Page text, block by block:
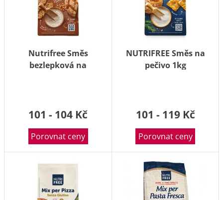
Nutrifree Směs
bezlepková na
101 - 104 Kč
Porovnat ceny
NUTRIFREE Směs na
pečivo 1kg
101 - 119 Kč
Porovnat ceny